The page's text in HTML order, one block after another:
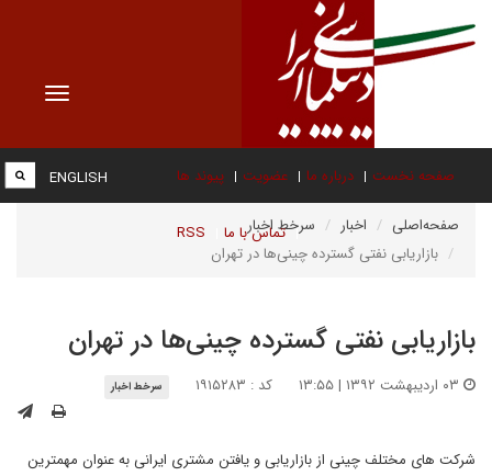
Toggle
صفحه نخست درباره ما عضویت پیوند ها
تماس با ما RSS
ENGLISH
صفحه‌اصلی اخبار
سرخط اخبار
بازاریابی‌ نفتی گسترده چینی‌ها در تهران
بازاریابی‌ نفتی گسترده چینی‌ها در تهران
کد : ۱۹۱۵۲۸۳ سرخط اخبار
شرکت های مختلف چینی از بازاریابی و یافتن مشتری ایرانی به عنوان مهمترین